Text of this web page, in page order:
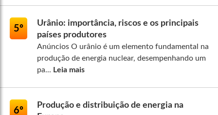
5º
Urânio: importância, riscos e os principais
países produtores
Anúncios O urânio é um elemento fundamental na
produção de energia nuclear, desempenhando um
pa... Leia mais
6º
Produção e distribuição de energia na